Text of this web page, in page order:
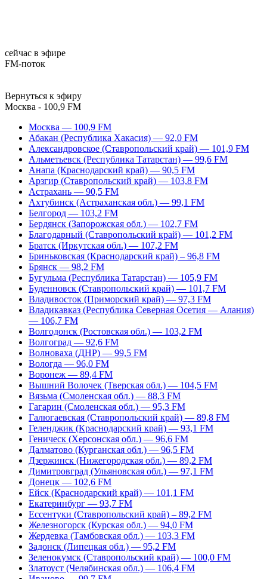
сейчас в эфире
FM-поток
Вернуться к эфиру
Москва - 100,9 FM
Москва — 100,9 FM
Абакан (Республика Хакасия) — 92,0 FM
Александровское (Ставропольский край) — 101,9 FM
Альметьевск (Республика Татарстан) — 99,6 FM
Анапа (Краснодарский край) — 90,5 FM
Арзгир (Ставропольский край) — 103,8 FM
Астрахань — 90,5 FM
Ахтубинск (Астраханская обл.) — 99,1 FM
Белгород — 103,2 FM
Бердянск (Запорожская обл.) — 102,7 FM
Благодарный (Ставропольский край) — 101,2 FM
Братск (Иркутская обл.) — 107,2 FM
Бриньковская (Краснодарский край) – 96,8 FM
Брянск — 98,2 FM
Бугульма (Республика Татарстан) — 105,9 FM
Буденновск (Ставропольский край) — 101,7 FM
Владивосток (Приморский край) — 97,3 FM
Владикавказ (Республика Северная Осетия — Алания)
— 106,7 FM
Волгодонск (Ростовская обл.) — 103,2 FM
Волгоград — 92,6 FM
Волноваха (ДНР) — 99,5 FM
Вологда — 96,0 FM
Воронеж — 89,4 FM
Вышний Волочек (Тверская обл.) — 104,5 FM
Вязьма (Смоленская обл.) — 88,3 FM
Гагарин (Смоленская обл.) — 95,3 FM
Галюгаевская (Ставропольский край) — 89,8 FM
Геленджик (Краснодарский край) — 93,1 FM
Геническ (Херсонская обл.) — 96,6 FM
Далматово (Курганская обл.) — 96,5 FM
Дзержинск (Нижегородская обл.) — 89,2 FM
Димитровград (Ульяновская обл.) — 97,1 FM
Донецк — 102,6 FM
Ейск (Краснодарский край) — 101,1 FM
Екатеринбург — 93,7 FM
Ессентуки (Ставропольский край) – 89,2 FM
Железногорск (Курская обл.) — 94,0 FM
Жердевка (Тамбовская обл.) — 103,3 FM
Задонск (Липецкая обл.) — 95,2 FM
Зеленокумск (Ставропольский край) — 100,0 FM
Златоуст (Челябинская обл.) — 106,4 FM